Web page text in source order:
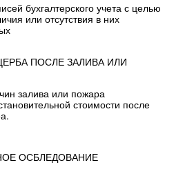
бухгалтерского учета с целью
или отсутствия в них
ПОСЛЕ ЗАЛИВА ИЛИ
залива или пожара
стоимости после
ОСБЛЕДОВАНИЕ